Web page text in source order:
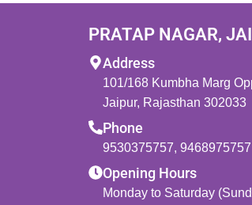
PRATAP NAGAR,
Address
101/168 Kumbha Marg
Jaipur, Rajasthan 302033
Phone
9530375757, 9468975757
Opening Hours
Monday to Saturday